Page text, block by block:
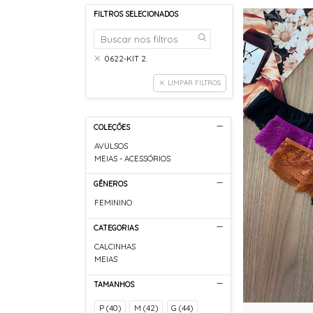
FILTROS SELECIONADOS
0622-KIT 2.
LIMPAR FILTROS
COLEÇÕES
AVULSOS
MEIAS - ACESSÓRIOS
GÊNEROS
FEMININO
CATEGORIAS
CALCINHAS
MEIAS
TAMANHOS
P (40) M (42) G (44)